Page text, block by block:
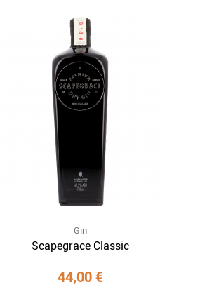
Gin
Scapegrace Classic
44,00 €